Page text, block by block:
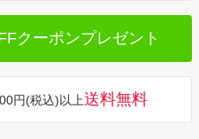
クーポンプレゼント
円(税込)以上送料無料